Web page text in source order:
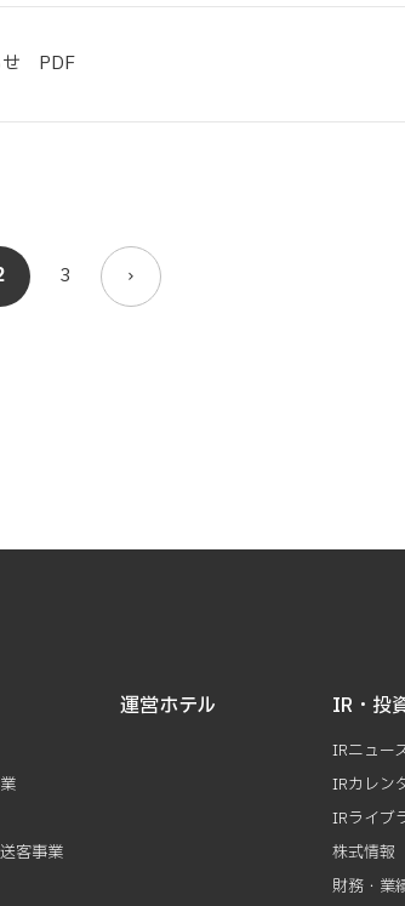
せ PDF
3
客事業
運営ホテル IR・投
IRニュー
IRカレン
IRライブ
株式情報
財務・業